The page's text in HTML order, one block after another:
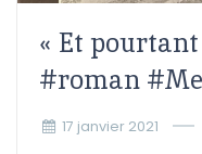
« Et
#roman
17 janvier 2021